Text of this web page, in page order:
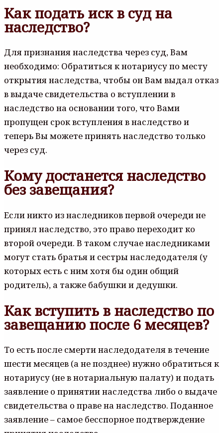
Как подать иск в суд на
наследство?
Для признания наследства через суд, Вам
необходимо: Обратиться к нотариусу по месту
открытия наследства, чтобы он Вам выдал отказ
в выдаче свидетельства о вступлении в
наследство на основании того, что Вами
пропущен срок вступления в наследство и
теперь Вы можете принять наследство только
через суд.
Кому достанется наследство
без завещания?
Если никто из наследников первой очереди не
принял наследство, это право переходит ко
второй очереди. В таком случае наследниками
могут стать братья и сестры наследодателя (у
которых есть с ним хотя бы один общий
родитель), а также бабушки и дедушки.
Как вступить в наследство по
завещанию после 6 месяцев?
То есть после смерти наследодателя в течение
шести месяцев (а не позднее) нужно обратиться к
нотариусу (не в нотариальную палату) и подать
заявление о принятии наследства либо о выдаче
свидетельства о праве на наследство. Поданное
заявление – самое бесспорное подтверждение